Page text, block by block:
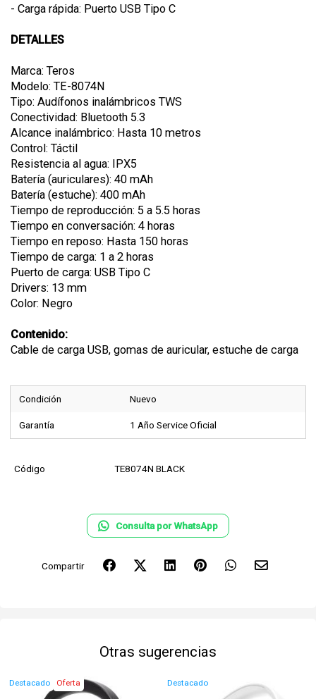
- Carga rápida: Puerto USB Tipo C
DETALLES
Marca: Teros
Modelo: TE-8074N
Tipo: Audífonos inalámbricos TWS
Conectividad: Bluetooth 5.3
Alcance inalámbrico: Hasta 10 metros
Control: Táctil
Resistencia al agua: IPX5
Batería (auriculares): 40 mAh
Batería (estuche): 400 mAh
Tiempo de reproducción: 5 a 5.5 horas
Tiempo en conversación: 4 horas
Tiempo en reposo: Hasta 150 horas
Tiempo de carga: 1 a 2 horas
Puerto de carga: USB Tipo C
Drivers: 13 mm
Color: Negro
Contenido:
Cable de carga USB, gomas de auricular, estuche de carga
Condición Nuevo
Garantía 1 Año Service Oficial
Código TE8074N BLACK
Consulta por WhatsApp
Compartir
Otras sugerencias
Destacado Oferta Destacado